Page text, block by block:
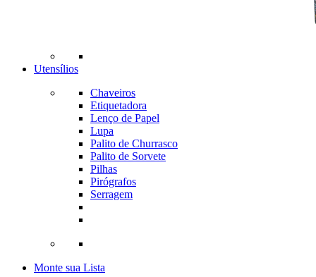
Utensílios
Chaveiros
Etiquetadora
Lenço de Papel
Lupa
Palito de Churrasco
Palito de Sorvete
Pilhas
Pirógrafos
Serragem
Monte sua Lista